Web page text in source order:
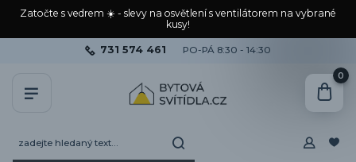
Zatočte s vedrem ☀️ - slevy na osvětlení s ventilátorem na vybrané
kusy!
731 574 461 PO-PÁ 8:30 - 14:30
0